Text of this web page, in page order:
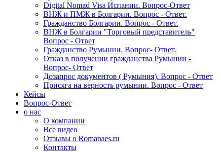
Digital Nomad Visa Испании. Вопрос-Ответ
ВНЖ и ПМЖ в Болгарии. Вопрос - Ответ.
Гражданство Болгарии. Вопрос - Ответ.
ВНЖ в Болгарии "Торговый представитель"
Вопрос - Ответ
Гражданство Румынии. Вопрос- Ответ.
Отказ в получении гражданства Румынии -
Вопрос- Ответ
Дозапрос документов ( Румыния). Вопрос - Ответ
Присяга на верность румынии. Вопрос - Ответ
Кейсы
Вопрос-Ответ
о нас
О компании
Все видео
Отзывы о Romanaes.ru
Контакты